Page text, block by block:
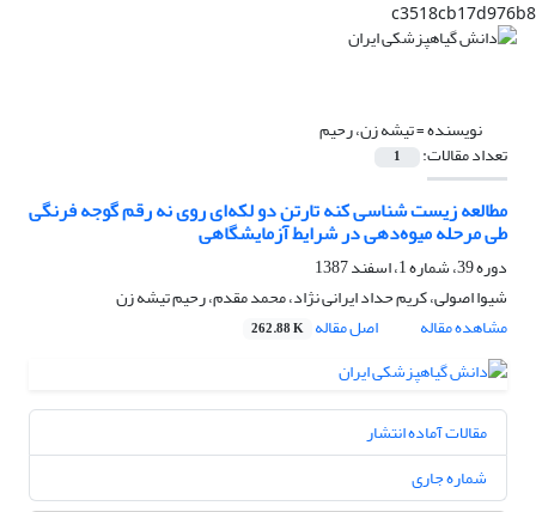
c3518cb17d976b8
نویسنده =تیشه زن، رحیم
تعداد مقالات: 1
مطالعه‌ زیست شناسی کنه تارتن دو لکه‌ای روی نه رقم گوجه فرنگی
طی مرحله میوه‌دهی در شرایط آزمایشگاهی
دوره 39، شماره 1، اسفند 1387
شیوا اصولی، کریم حداد ایرانی نژاد، محمد مقدم، رحیم تیشه زن
مشاهده مقاله
اصل مقاله 262.88 K
مقالات آماده انتشار
شماره جاری